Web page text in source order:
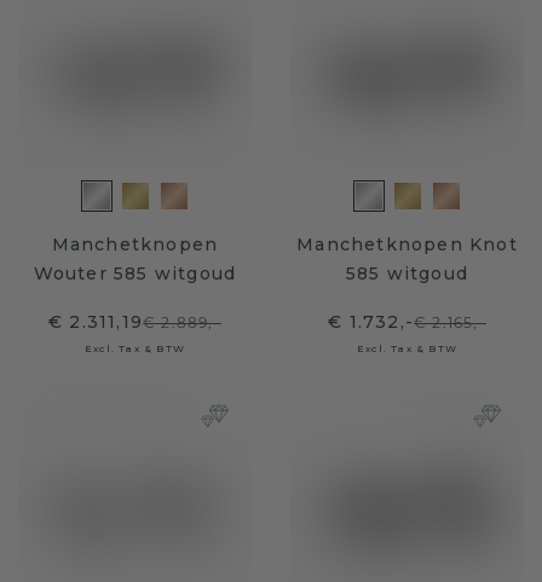
Manchetknopen
Wouter 585 witgoud
€ 2.311,19€ 2.889,-
Excl. Tax & BTW
Manchetknopen Knot
585 witgoud
€ 1.732,-€ 2.165,-
Excl. Tax & BTW